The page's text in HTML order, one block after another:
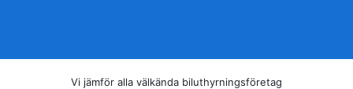
Vi jämför alla välkända biluthyrningsföretag